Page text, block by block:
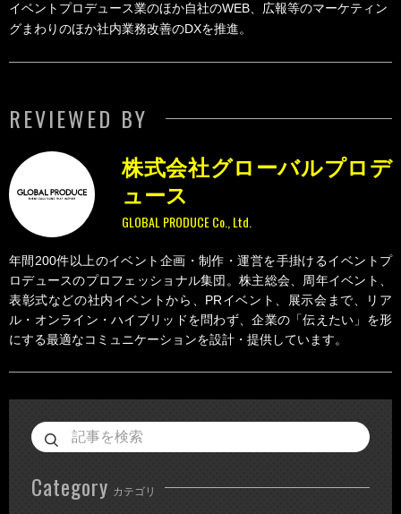
イベントプロデュース業のほか自社のWEB、広報等のマーケティン
グまわりのほか社内業務改善のDXを推進。
REVIEWED BY
GLOBAL PRODUCE Co., Ltd.
株式会社グローバルプロデ
ュース
年間200件以上のイベント企画・制作・運営を手掛けるイベントプ
ロデュースのプロフェッショナル集団。株主総会、周年イベント、
表彰式などの社内イベントから、PRイベント、展示会まで、リア
ル・オンライン・ハイブリッドを問わず、企業の「伝えたい」を形
にする最適なコミュニケーションを設計・提供しています。
Category カテゴリ